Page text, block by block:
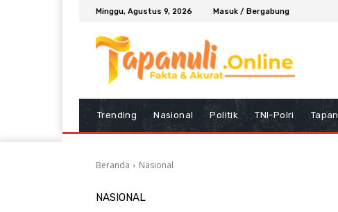
Minggu, Agustus 9, 2026 Masuk / Bergabung
Trending Nasional Politik TNI-Polri
Beranda Nasional
NASIONAL